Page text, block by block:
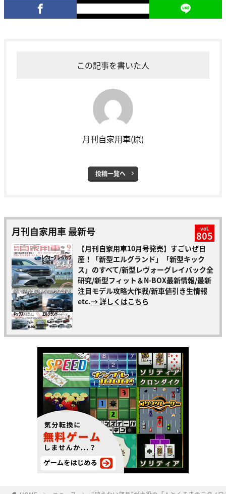
この記事を書いた人
月刊自家用車(原)
投稿一覧へ
月刊自家用車 最新号 vol.
805
【月刊自家用車10月号発売】すごいぜ日
産！「新型エルグランド」「新型キック
ス」のすべて/新型レヴォーグレイバック全
研究/新型フィット＆N-BOX最新情報/最新
注目モデル攻略大作戦/新車値引き生情報
etc.→ 詳しくはこちら